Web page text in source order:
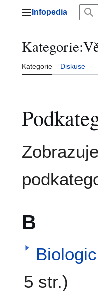
Hlavní menu
Infopedia
Kategorie:
Kategorie Diskuse
B
5 str.)